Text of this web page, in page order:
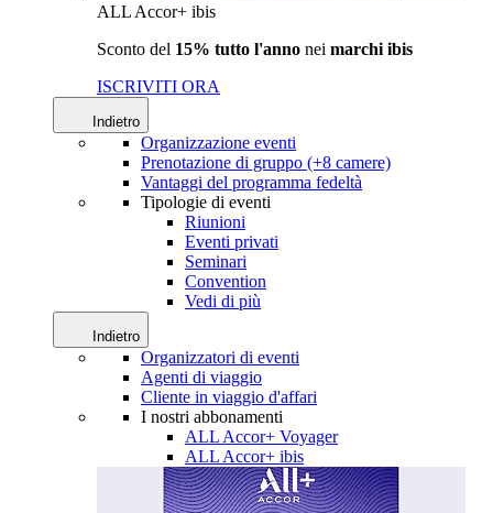
ALL Accor+ ibis
Sconto del 15% tutto l'anno nei marchi ibis
ISCRIVITI ORA
Indietro
Organizzazione eventi
Prenotazione di gruppo (+8 camere)
Vantaggi del programma fedeltà
Tipologie di eventi
Riunioni
Eventi privati
Seminari
Convention
Vedi di più
Indietro
Organizzatori di eventi
Agenti di viaggio
Cliente in viaggio d'affari
I nostri abbonamenti
ALL Accor+ Voyager
ALL Accor+ ibis